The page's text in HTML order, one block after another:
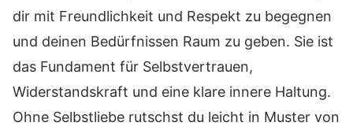
dir mit Freundlichkeit und Respekt zu begegnen
und deinen Bedürfnissen Raum zu geben. Sie ist
das Fundament für Selbstvertrauen,
Widerstandskraft und eine klare innere Haltung.
Ohne Selbstliebe rutschst du leicht in Muster von